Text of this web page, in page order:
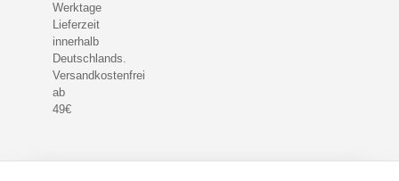
Werktage
Lieferzeit
innerhalb
Deutschlands.
Versandkostenfrei
ab
49€